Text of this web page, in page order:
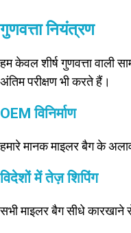
गुणवत्ता नियंत्रण
हम केवल शीर्ष गुणवत्ता वाली
अंतिम परीक्षण भी करते हैं।
OEM विनिर्माण
हमारे मानक माइलर बैग के
विदेशों में तेज़ शिपिंग
सभी माइलर बैग सीधे